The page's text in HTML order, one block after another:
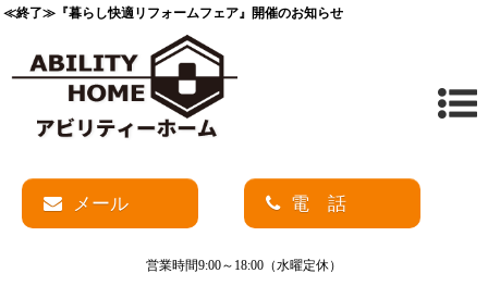
≪終了≫『暮らし快適リフォームフェア』開催のお知らせ
メール 電 話
営業時間9:00～18:00（水曜定休）